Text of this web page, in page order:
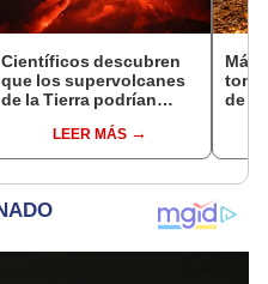
Científicos descubren
que los supervolcanes
de la Tierra podrían
magma tras permanecer
inactivos miles de años
LEER MÁS
Más
de
el